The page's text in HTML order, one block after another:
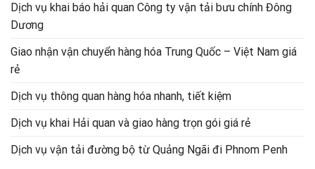
Dịch vụ khai báo hải quan Công ty vận tải bưu chính Đông
Dương
Giao nhận vận chuyển hàng hóa Trung Quốc – Việt Nam giá
rẻ
Dịch vụ thông quan hàng hóa nhanh, tiết kiệm
Dịch vụ khai Hải quan và giao hàng trọn gói giá rẻ
Dịch vụ vận tải đường bộ từ Quảng Ngãi đi Phnom Penh